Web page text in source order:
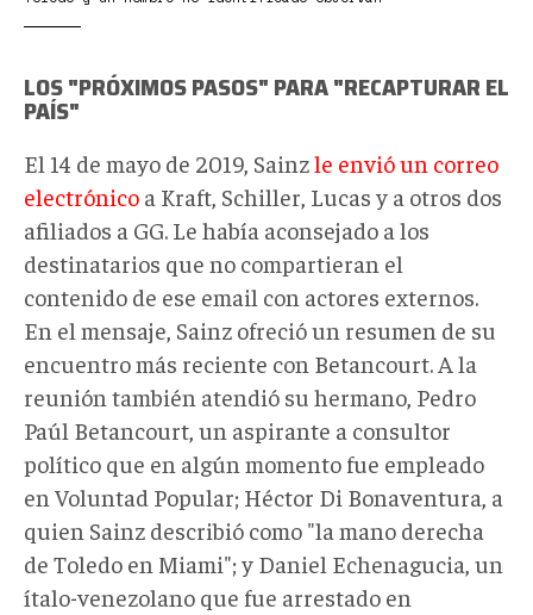
LOS "PRÓXIMOS PASOS" PARA "RECAPTURAR EL
PAÍS"
El 14 de mayo de 2019, Sainzle envió un correo
electrónico a Kraft, Schiller, Lucas y a otros dos
afiliados a GG. Le había aconsejado a los
destinatarios que no compartieran el
contenido de ese email con actores externos.
En el mensaje, Sainz ofreció un resumen de su
encuentro más reciente con Betancourt. A la
reunión también atendió su hermano, Pedro
Paúl Betancourt, un aspirante a consultor
político que en algún momento fue empleado
en Voluntad Popular; Héctor Di Bonaventura, a
quien Sainz describió como "la mano derecha
de Toledo en Miami"; y Daniel Echenagucia, un
ítalo-venezolano que fue arrestado en